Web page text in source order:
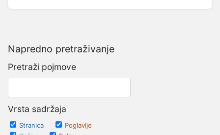
Napredno pretraživanje
Pretraži pojmove
Vrsta sadržaja
Stranica
Poglavlje